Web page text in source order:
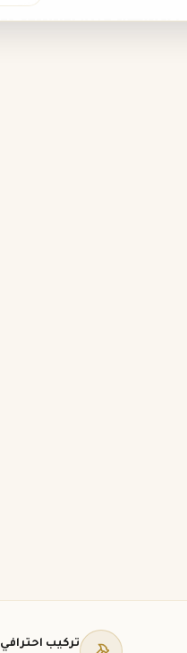
تركيب احترافي